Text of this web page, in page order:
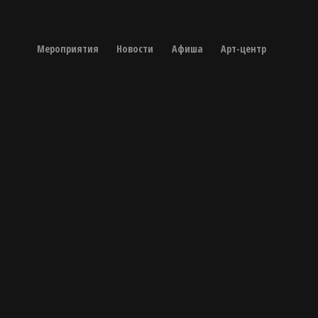
Мероприятия Новости Aфиша Арт-центр